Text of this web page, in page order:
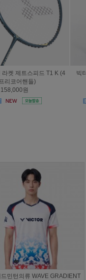
켓 아우라스피드 100X 울트라
(4U/프리코어핸들)
279,000원
민턴의류 WAVE GRADIENT